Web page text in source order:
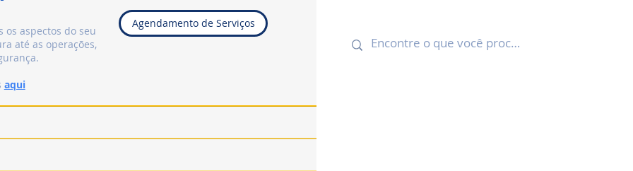
os aspectos do seu
até as operações,
aqui
Agendamento de Serviços